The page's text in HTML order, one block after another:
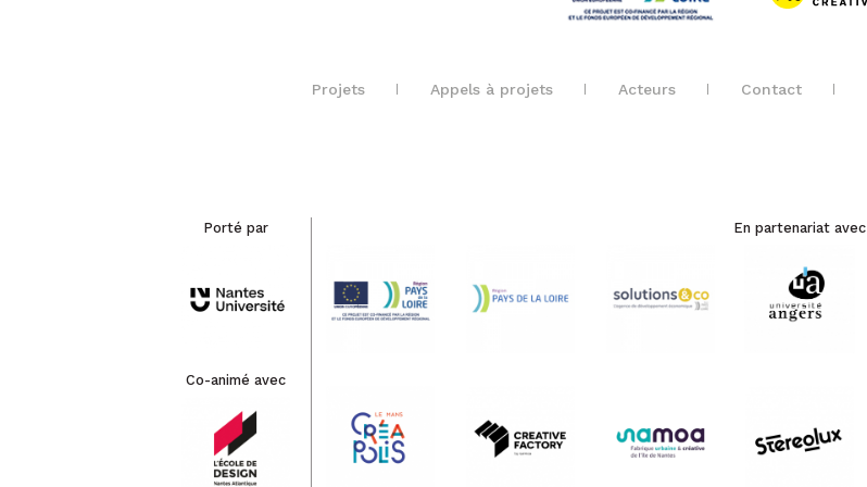
Projets Appels à projets Acteurs Contact
Porté par
Co-animé avec
En partenariat avec